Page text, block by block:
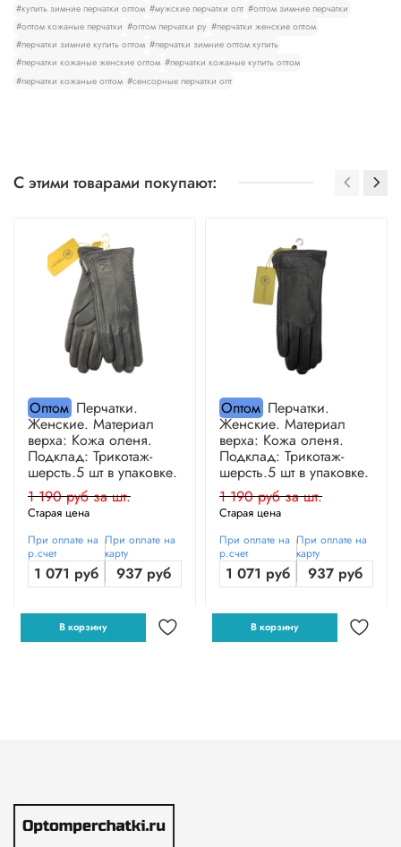
#купить зимние перчатки оптом #мужские перчатки опт #оптом зимние перчатки
#оптом кожаные перчатки #оптом перчатки ру #перчатки женские оптом
#перчатки зимние купить оптом #перчатки зимние оптом купить
#перчатки кожаные женские оптом #перчатки кожаные купить оптом
#перчатки кожаные оптом #сенсорные перчатки опт
С этими товарами покупают:
ОптомПерчатки.
Женские. Материал
верха: Кожа оленя.
Подклад: Трикотаж-
шерсть.5 шт в упаковке.
1 190 руб за шт.
Старая цена
При оплате на
р.счет
1 071 руб
При оплате на
карту
937 руб
В корзину
ОптомПерчатки.
Женские. Материал
верха: Кожа оленя.
Подклад: Трикотаж-
шерсть.5 шт в упаковке.
1 190 руб за шт.
Старая цена
При оплате на
р.счет
1 071 руб
При оплате на
карту
937 руб
В корзину